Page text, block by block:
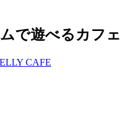
で遊べるカフェ